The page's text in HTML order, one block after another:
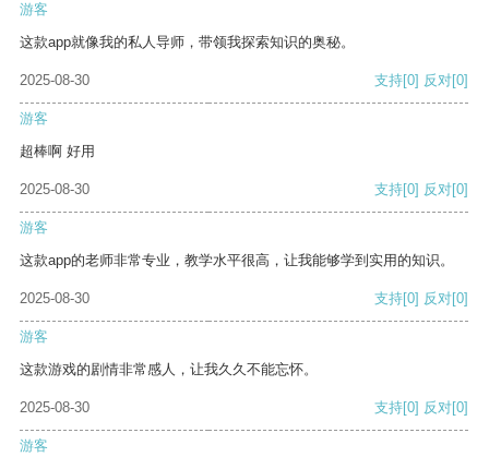
游客
这款app就像我的私人导师，带领我探索知识的奥秘。
2025-08-30 支持[0] 反对[0]
游客
超棒啊 好用
2025-08-30 支持[0] 反对[0]
游客
这款app的老师非常专业，教学水平很高，让我能够学到实用的知识。
2025-08-30 支持[0] 反对[0]
游客
这款游戏的剧情非常感人，让我久久不能忘怀。
2025-08-30 支持[0] 反对[0]
游客